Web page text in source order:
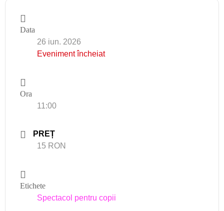
Data
26 iun. 2026
Eveniment încheiat
Ora
11:00
PREȚ
15 RON
Etichete
Spectacol pentru copii